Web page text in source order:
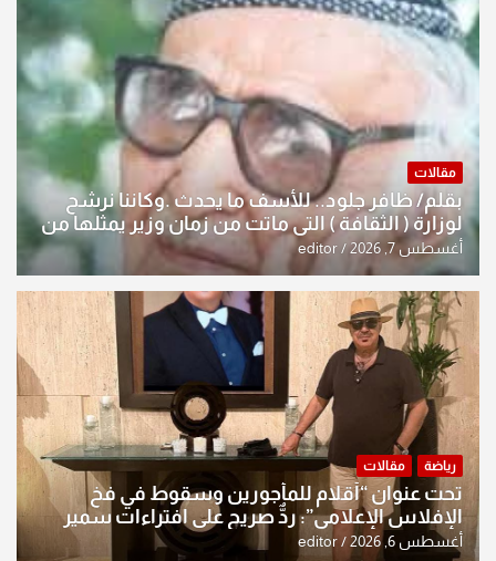
مقالات
بقلم/ ظافر جلود.. للأسف ما يحدث .وكاننا نرشح
لوزارة ( الثقافة ) التي ماتت من زمان وزير يمثلها من
النخبة والإرث العظيم للثقافة العراقية..
أغسطس 7, 2026 editor
رياضة مقالات
تحت عنوان “أقلام للمأجورين وسقوط في فخ
الإفلاس الإعلامي”: ردٌّ صريح على افتراءات سمير
الشكرجي
أغسطس 6, 2026 editor